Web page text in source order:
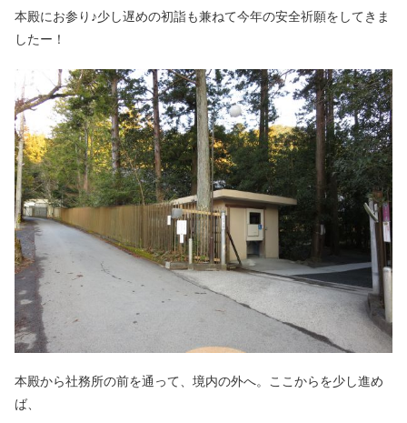
本殿にお参り♪少し遅めの初詣も兼ねて今年の安全祈願をしてきま
したー！
本殿から社務所の前を通って、境内の外へ。ここからを少し進め
ば、